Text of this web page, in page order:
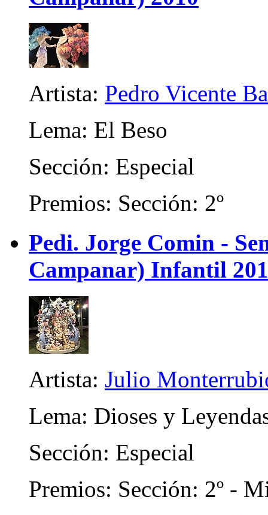
Artista: Pedro Vicente
Lema: El Beso
Sección: Especial
Premios: Sección: 2º
Pedi. Jorge Comin -
Campanar) Infantil
Artista: Julio
Lema: Dioses y
Sección: Especial
Premios: Sección: 2º -